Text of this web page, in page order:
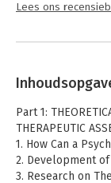
Lees ons
Part 1:
THERAPEUTIC
1. How Can a
2. Development
3. Research on